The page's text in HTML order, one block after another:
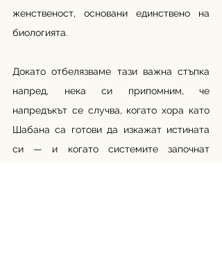
женственост, основани единствено на
биологията.
Докато отбелязваме тази важна стъпка
напред, нека си припомним, че
напредъкът се случва, когато хора като
Шабана са готови да изкажат истината
си — и когато системите започнат